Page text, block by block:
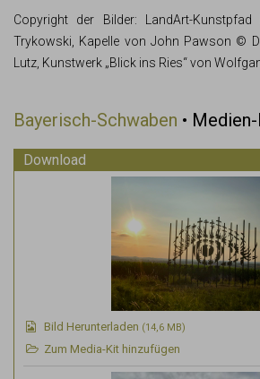
Copyright der Bilder: LandArt-
Trykowski, Kapelle von John Pawson ©
Lutz, Kunstwerk „Blick ins Ries“ von
Bayerisch-Schwaben •
Download
Bild Herunterladen (14,6 MB)
Zum Media-Kit hinzufügen